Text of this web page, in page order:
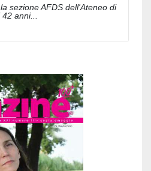
sezione AFDS dell'Ateneo di
anni...